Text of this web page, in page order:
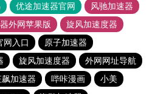
优途加速器官网
风驰加速器
外网苹果版
旋风加速度器
网入口
原子加速器
旋风加速度器
外网网址导航
飙加速器 哔咔漫画
小美